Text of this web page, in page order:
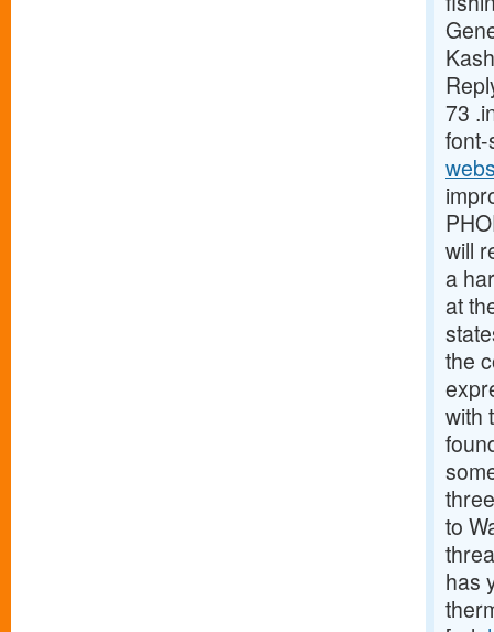
73
will
a
at
the
with
to
has